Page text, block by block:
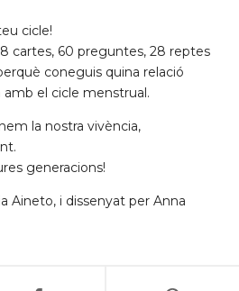
cicle!
cartes, 60 preguntes, 28 reptes
coneguis quina relació
el cicle menstrual.
la nostra vivència,
generacions!
Aineto, i dissenyat per Anna